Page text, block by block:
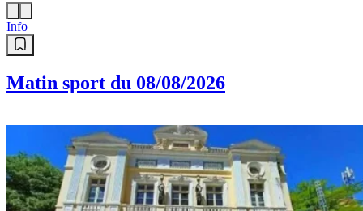
Info
Matin sport du 08/08/2026